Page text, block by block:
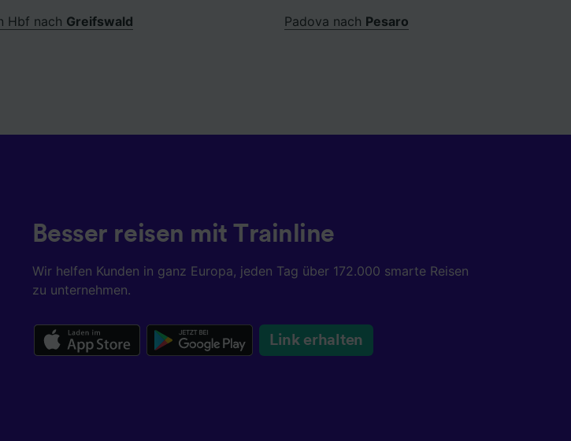
Hbf nach Greifswald Padova nach Pesaro
Besser reisen mit Trainline
Wir helfen Kunden in ganz Europa, jeden Tag über 172.000 smarte Reisen
zu unternehmen.
Link erhalten